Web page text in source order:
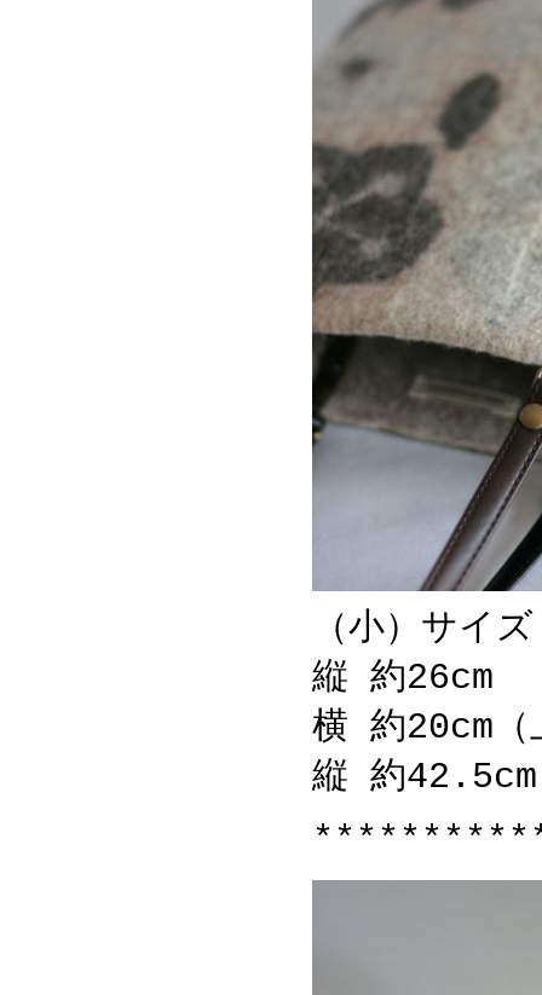
（小）サイズ
縦 約26cm
横 約20cm（
縦 約42.5cm